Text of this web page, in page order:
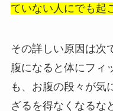
ていない人にでも起
その詳しい原因は次
腹になると体にフィ
も、お腹の段々が気
ざるを得なくなるな